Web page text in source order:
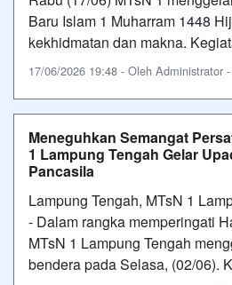
Baru Islam 1 Muharram 1448
kekhidmatan dan makna.
17/06/2026 19:48 - Oleh Administrator
Meneguhkan Semangat
1 Lampung Tengah Gelar
Pancasila
Lampung Tengah, MTsN 1
- Dalam rangka memperingati
MTsN 1 Lampung Tengah
bendera pada Selasa, (02/06).